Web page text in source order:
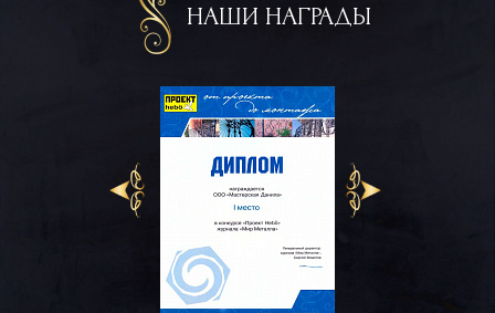
НАШИ НАГРАДЫ